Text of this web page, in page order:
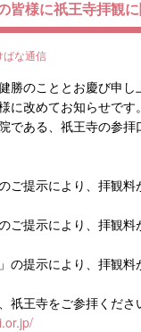
皆様に祇王寺拝観
ばな通信
勝のこととお慶び申し
に改めてお知らせです。
である、祇王寺の参
ご提示により、拝観料
ご提示により、拝観料
の提示により、拝観料
祇王寺をご参拝くださ